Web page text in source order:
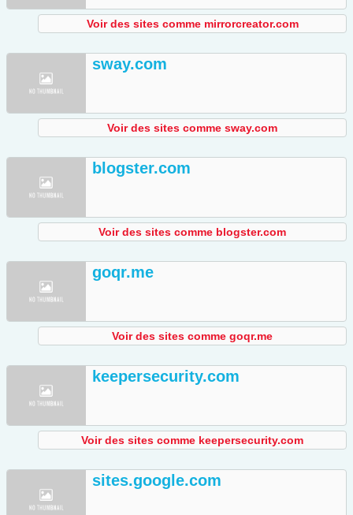
Voir des sites comme mirrorcreator.com
sway.com
Voir des sites comme sway.com
blogster.com
Voir des sites comme blogster.com
goqr.me
Voir des sites comme goqr.me
keepersecurity.com
Voir des sites comme keepersecurity.com
sites.google.com